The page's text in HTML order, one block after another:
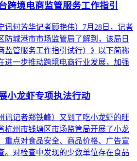
跨境电商监管服务工作指引
讯何芳华记者顾艳伟）7月28日，记者
防城港市市场监管局了解到，该局日
监管服务工作指引试行）》以下简称
进一步推动跨境电商行业发展，加强
小龙虾专项执法行动
讯记者郑铁峰）又到了吃小龙虾的旺
杭州市钱塘区市场监管局开展了小龙
重点对食品安全、商品价格、广告宣
。对检查中发现的少数单位存在食品